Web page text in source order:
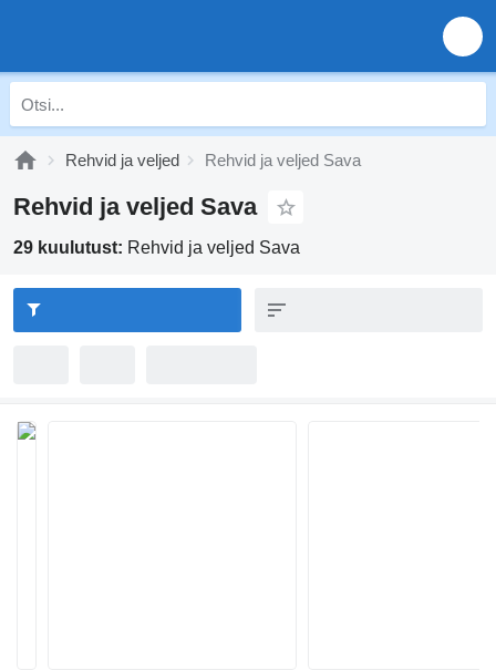
Rehvid ja veljed Rehvid ja veljed Sava
Rehvid ja veljed Sava
29 kuulutust: Rehvid ja veljed Sava